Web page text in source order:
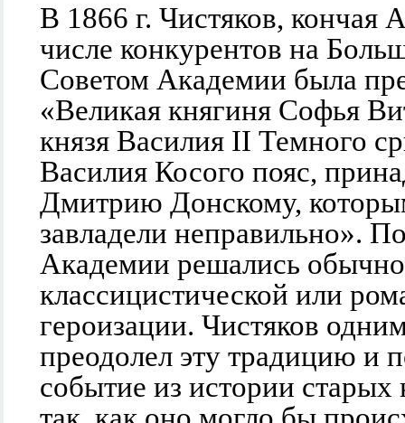
В 1866 г. Чистяков, кончая
числе конкурентов на
Советом Академии была
«Великая княгиня Софья
князя Василия II Темного
Василия Косого пояс,
Дмитрию Донскому,
завладели неправильно».
Академии решались
классицистической или
героизации. Чистяков
преодолел эту традицию и
событие из истории